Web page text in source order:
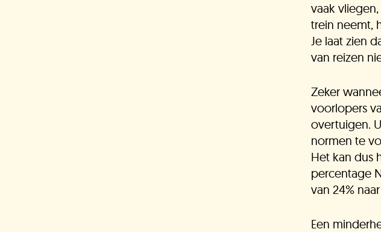
vaak
trein neemt,
Je laat zien
van reizen
Zeker
voorlopers
overtuigen.
normen te
Het kan dus
percentage
van 24% naar
Een